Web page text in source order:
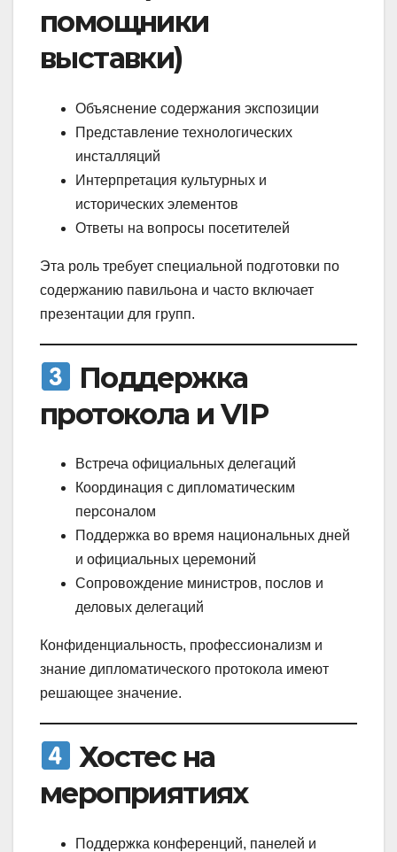
помощники
выставки)
Объяснение содержания экспозиции
Представление технологических
инсталляций
Интерпретация культурных и
исторических элементов
Ответы на вопросы посетителей
Эта роль требует специальной подготовки по
содержанию павильона и часто включает
презентации для групп.
Поддержка
протокола и VIP
Встреча официальных делегаций
Координация с дипломатическим
персоналом
Поддержка во время национальных дней
и официальных церемоний
Сопровождение министров, послов и
деловых делегаций
Конфиденциальность, профессионализм и
знание дипломатического протокола имеют
решающее значение.
Хостес на
мероприятиях
Поддержка конференций, панелей и